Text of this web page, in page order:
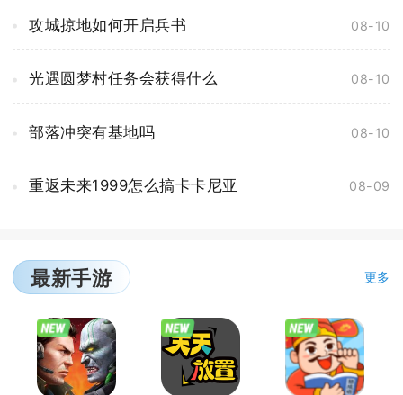
攻城掠地如何开启兵书 08-10
光遇圆梦村任务会获得什么 08-10
部落冲突有基地吗 08-10
重返未来1999怎么搞卡卡尼亚 08-09
最新手游 更多